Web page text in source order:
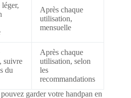
Après chaque
utilisation,
mensuelle
suivre
du
Après chaque
utilisation, selon
les
recommandations
garder votre handpan en